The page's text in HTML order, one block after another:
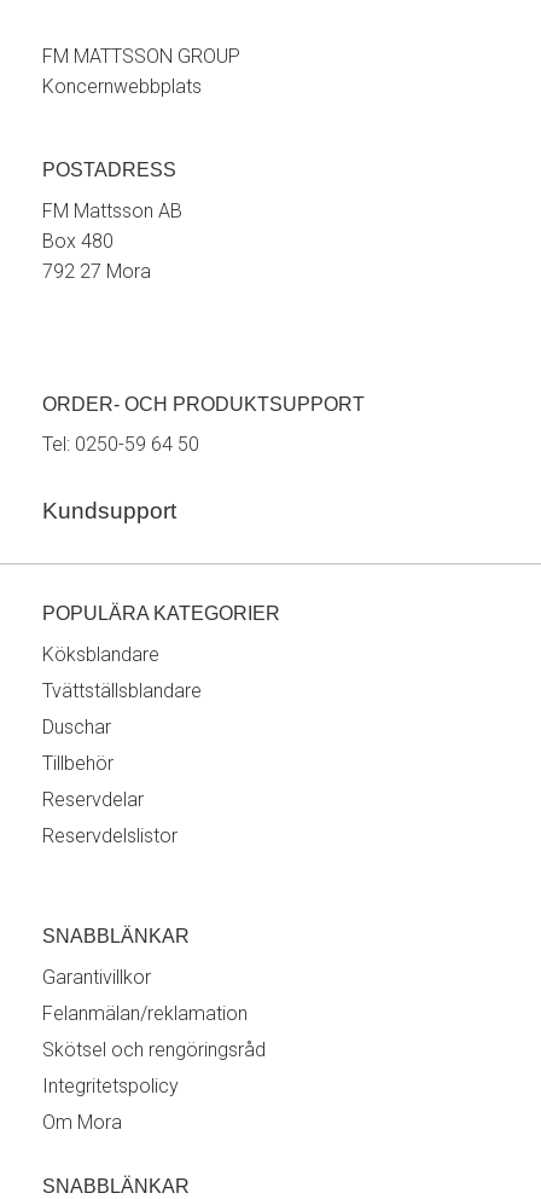
FM MATTSSON GROUP
Koncernwebbplats
POSTADRESS
FM Mattsson AB
Box 480
792 27 Mora
ORDER- OCH PRODUKTSUPPORT
Tel: 0250-59 64 50
Kundsupport
POPULÄRA KATEGORIER
Köksblandare
Tvättställsblandare
Duschar
Tillbehör
Reservdelar
Reservdelslistor
SNABBLÄNKAR
Garantivillkor
Felanmälan/reklamation
Skötsel och rengöringsråd
Integritetspolicy
Om Mora
SNABBLÄNKAR